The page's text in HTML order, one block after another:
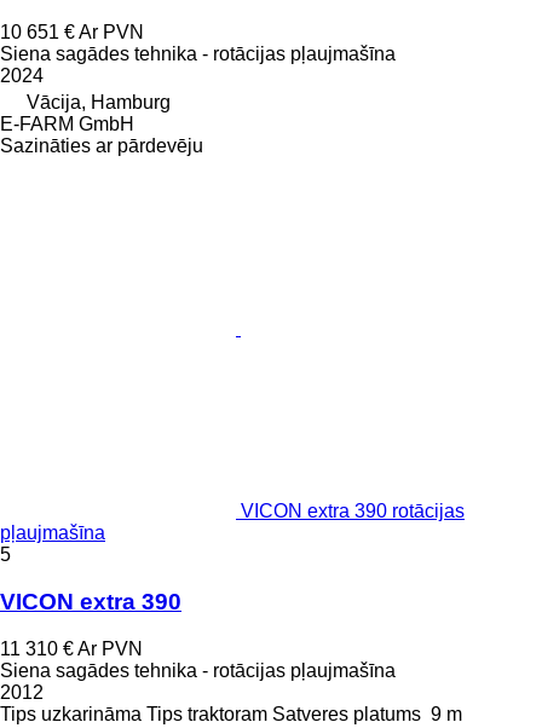
10 651 €Ar PVN
Siena sagādes tehnika - rotācijas pļaujmašīna
2024
Vācija, Hamburg
E-FARM GmbH
Sazināties ar pārdevēju
VICON extra 390 rotācijas
pļaujmašīna
5
VICON extra 390
11 310 €Ar PVN
Siena sagādes tehnika - rotācijas pļaujmašīna
2012
Tips uzkarināma Tips traktoram Satveres platums 9 m